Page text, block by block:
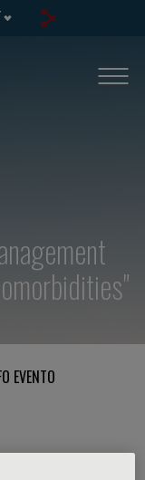
EVENTO